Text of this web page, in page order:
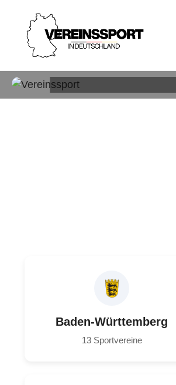
Baden-Württemberg
13 Sportvereine